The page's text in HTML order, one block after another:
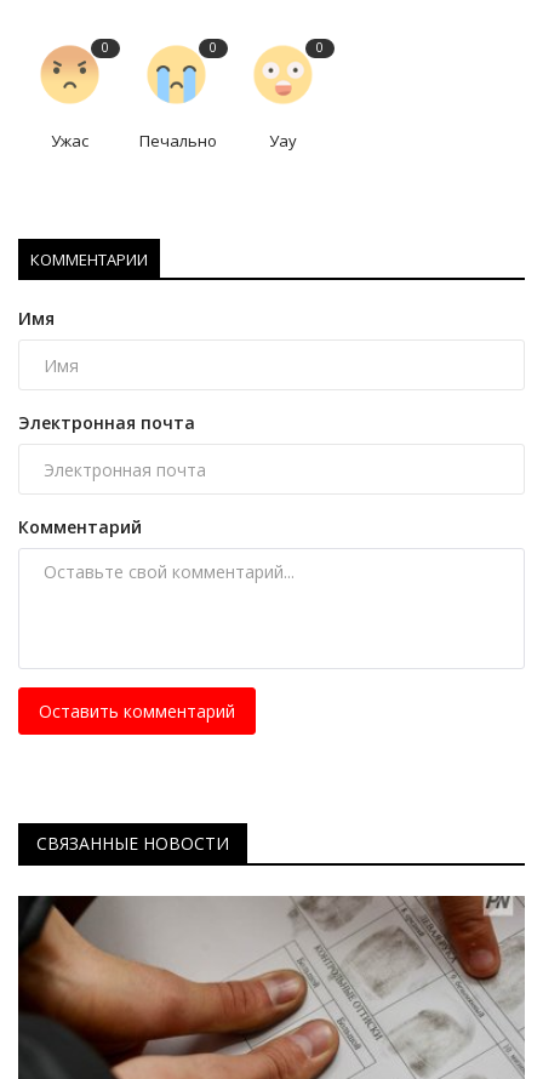
0
Ужас
0
Печально
0
Уау
КОММЕНТАРИИ
Имя
Электронная почта
Комментарий
Оставить комментарий
СВЯЗАННЫЕ НОВОСТИ